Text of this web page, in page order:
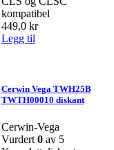
kompatibel
449,0 kr
Legg til
Cerwin Vega TWH25B
TWTH00010 diskant
Cerwin-Vega
Vurdert 0av 5